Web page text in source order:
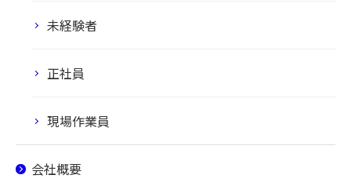
未経験者
正社員
現場作業員
会社概要